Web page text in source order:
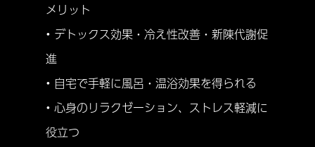
メリット
• デトックス効果・冷え性改善・新陳代謝促
進
• 自宅で手軽に風呂・温浴効果を得られる
• 心身のリラクゼーション、ストレス軽減に
役立つ